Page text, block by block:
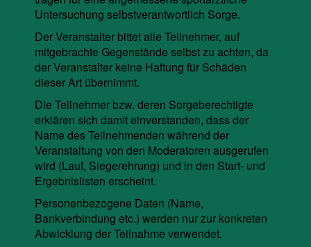
Untersuchung selbstverantwortlich Sorge.
Der Veranstalter bittet alle Teilnehmer, auf
mitgebrachte Gegenstände selbst zu achten, da
der Veranstalter keine Haftung für Schäden
dieser Art übernimmt.
Die Teilnehmer bzw. deren Sorgeberechtigte
erklären sich damit einverstanden, dass der
Name des Teilnehmenden während der
Veranstaltung von den Moderatoren ausgerufen
wird (Lauf, Siegerehrung) und in den Start- und
Ergebnislisten erscheint.
Personenbezogene Daten (Name,
Bankverbindung etc.) werden nur zur konkreten
Abwicklung der Teilnahme verwendet.